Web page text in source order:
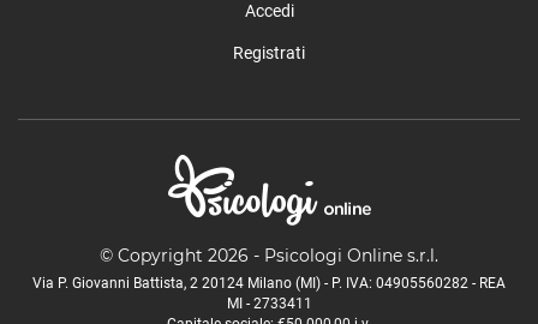
Accedi
Registrati
© Copyright 2026 - Psicologi Online s.r.l.
Via P. Giovanni Battista, 2 20124 Milano (MI) - P. IVA: 04905560282 - REA
MI - 2733411